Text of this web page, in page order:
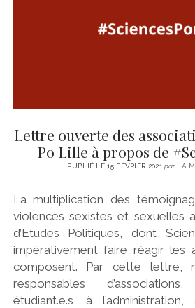
Lettre ouverte des
Po Lille à propos de
PUBLIÉ LE 15 FÉVRIER 2021parLA
La multiplication des
violences sexistes et sexuelles
d’Etudes Politiques, dont
impérativement faire réagir les
composent. Par cette lettre,
responsables
étudiant.e.s, à l’administration,